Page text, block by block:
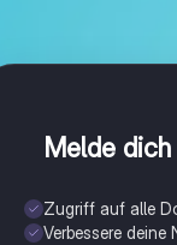
Melde
Zugriff auf alle
Verbessere deine